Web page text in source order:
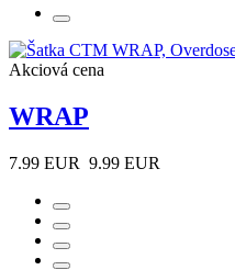
Akciová cena
WRAP
7.99 EUR 9.99 EUR